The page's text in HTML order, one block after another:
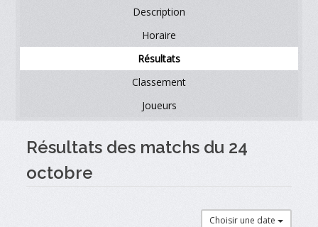
Description
Horaire
Résultats
Classement
Joueurs
Résultats des matchs du 24
octobre
Choisir une date